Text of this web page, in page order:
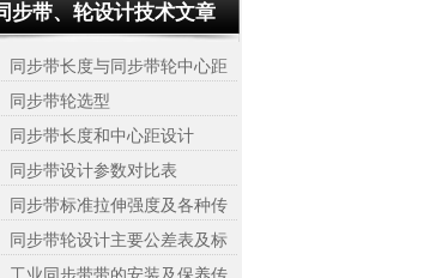
步带、轮设计技术文章
同步带长度与同步带轮中心距
同步带轮选型
同步带长度和中心距设计
同步带设计参数对比表
同步带标准拉伸强度及各种传
同步带轮设计主要公差表及标